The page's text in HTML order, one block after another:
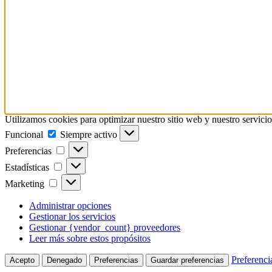
Utilizamos cookies para optimizar nuestro sitio web y nuestro
Funcional
Funcional
Siempre activo
Preferencias
Preferencias
Estadísticas Estadísticas
Marketing Marketing
Administrar opciones
Gestionar los servicios
Gestionar {vendor_count} proveedores
Leer más sobre estos propósitos
Acepto Denegado Preferencias Guardar preferencias